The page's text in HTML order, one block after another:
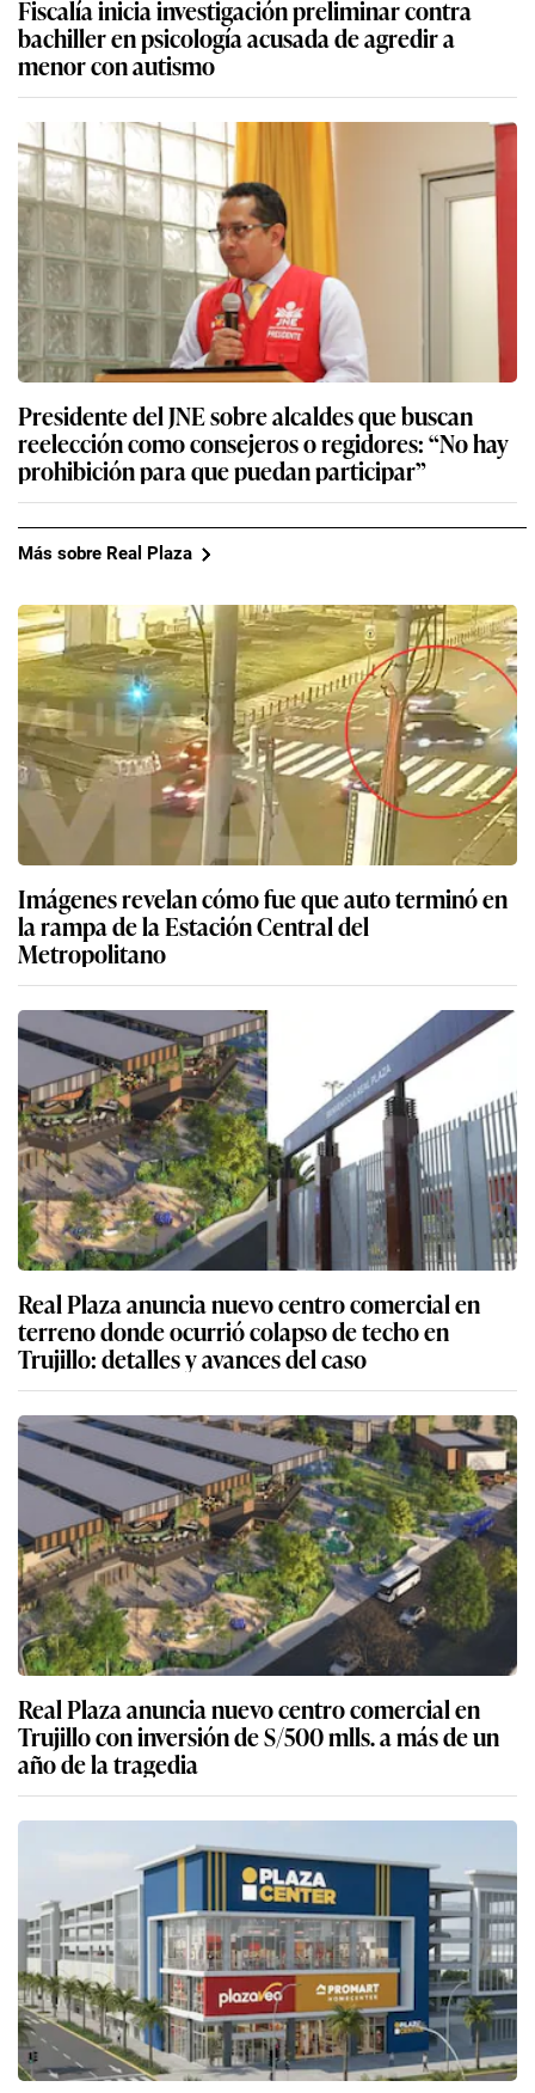
Fiscalía inicia investigación preliminar contra
bachiller en psicología acusada de agredir a
menor con autismo
Presidente del JNE sobre alcaldes que buscan
reelección como consejeros o regidores: “No hay
prohibición para que puedan participar”
Más sobre Real Plaza
Imágenes revelan cómo fue que auto terminó en
la rampa de la Estación Central del
Metropolitano
Real Plaza anuncia nuevo centro comercial en
terreno donde ocurrió colapso de techo en
Trujillo: detalles y avances del caso
Real Plaza anuncia nuevo centro comercial en
Trujillo con inversión de S/500 mlls. a más de un
año de la tragedia